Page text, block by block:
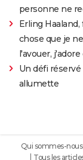
personne ne
Erling
chose que je
l'avouer, j'adore
Un défi
allumette
Qui sommes-nous
Tous les